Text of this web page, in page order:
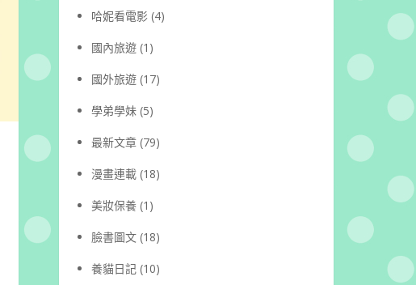
哈妮看電影 (4)
國內旅遊 (1)
國外旅遊 (17)
學弟學妹 (5)
最新文章 (79)
漫畫連載 (18)
美妝保養 (1)
臉書圖文 (18)
養貓日記 (10)